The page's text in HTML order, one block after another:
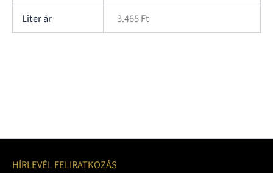
Liter ár
3.465 Ft
HÍRLEVÉL FELIRATKOZÁS